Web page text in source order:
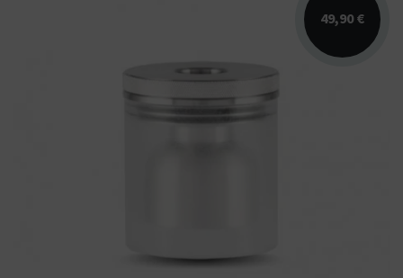
49,90 €